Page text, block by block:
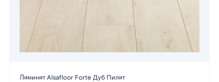
Ламинат Alsafloor Forte Дуб Пилат